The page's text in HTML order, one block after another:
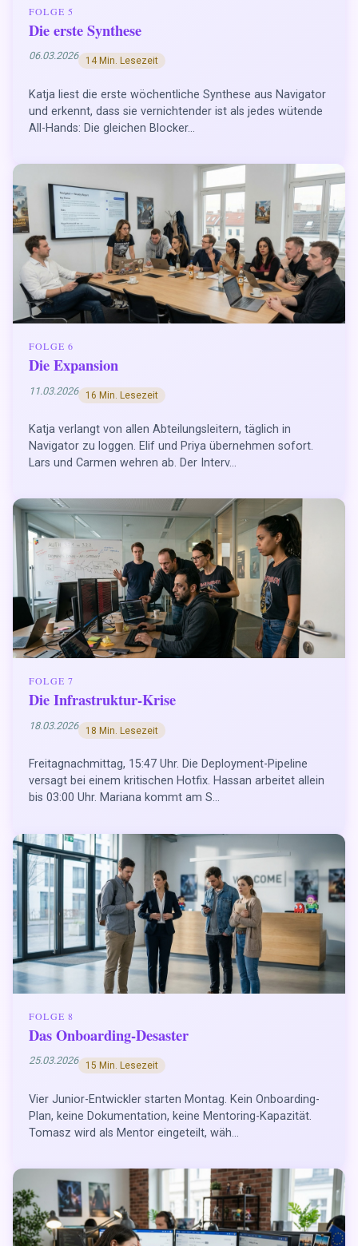
FOLGE 5
Die erste Synthese
06.03.2026 14 Min. Lesezeit
Katja liest die erste wöchentliche Synthese aus Navigator
und erkennt, dass sie vernichtender ist als jedes wütende
All-Hands: Die gleichen Blocker...
FOLGE 6
Die Expansion
11.03.2026 16 Min. Lesezeit
Katja verlangt von allen Abteilungsleitern, täglich in
Navigator zu loggen. Elif und Priya übernehmen sofort.
Lars und Carmen wehren ab. Der Interv...
FOLGE 7
Die Infrastruktur-Krise
18.03.2026 18 Min. Lesezeit
Freitagnachmittag, 15:47 Uhr. Die Deployment-Pipeline
versagt bei einem kritischen Hotfix. Hassan arbeitet allein
bis 03:00 Uhr. Mariana kommt am S...
FOLGE 8
Das Onboarding-Desaster
25.03.2026 15 Min. Lesezeit
Vier Junior-Entwickler starten Montag. Kein Onboarding-
Plan, keine Dokumentation, keine Mentoring-Kapazität.
Tomasz wird als Mentor eingeteilt, wäh...